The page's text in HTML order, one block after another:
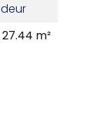
27.44 m²